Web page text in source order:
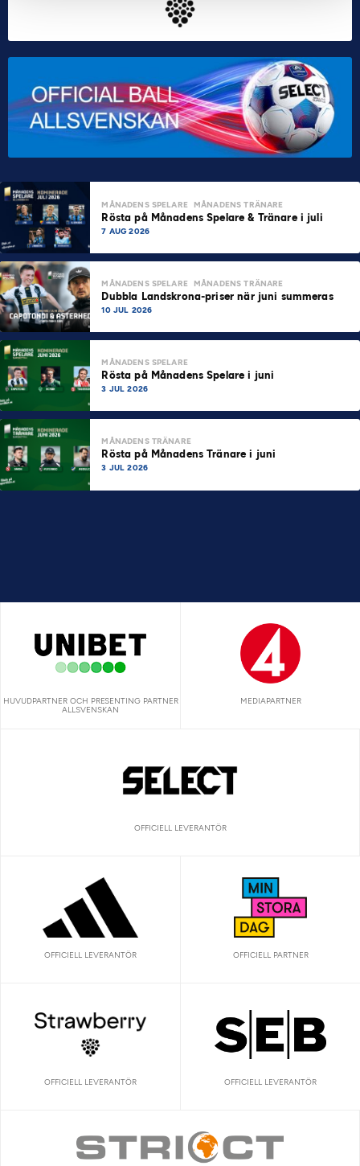
MÅNADENS SPELARE MÅNADENS TRÄNARE
Rösta på Månadens Spelare & Tränare i juli
7 AUG 2026
MÅNADENS SPELARE MÅNADENS TRÄNARE
Dubbla Landskrona-priser när juni summeras
10 JUL 2026
MÅNADENS SPELARE
Rösta på Månadens Spelare i juni
3 JUL 2026
MÅNADENS TRÄNARE
Rösta på Månadens Tränare i juni
3 JUL 2026
HUVUDPARTNER OCH PRESENTING PARTNER
ALLSVENSKAN
MEDIAPARTNER
OFFICIELL LEVERANTÖR
OFFICIELL LEVERANTÖR OFFICIELL PARTNER
OFFICIELL LEVERANTÖR OFFICIELL LEVERANTÖR